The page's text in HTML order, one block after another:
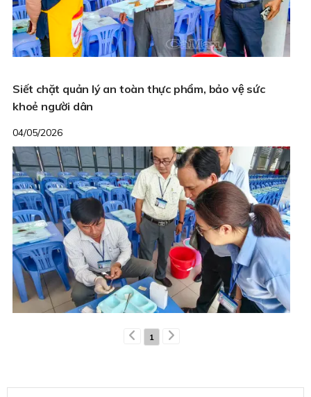
Siết chặt quản lý an toàn thực phẩm, bảo vệ sức
khoẻ người dân
04/05/2026
1